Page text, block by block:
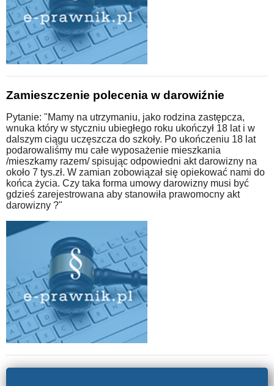
Zamieszczenie polecenia w darowiźnie
Pytanie: "Mamy na utrzymaniu, jako rodzina zastępcza,
wnuka który w styczniu ubiegłego roku ukończył 18 lat i w
dalszym ciągu uczęszcza do szkoły. Po ukończeniu 18 lat
podarowaliśmy mu całe wyposażenie mieszkania
/mieszkamy razem/ spisując odpowiedni akt darowizny na
około 7 tys.zł. W zamian zobowiązał się opiekować nami do
końca życia. Czy taka forma umowy darowizny musi być
gdzieś zarejestrowana aby stanowiła prawomocny akt
darowizny ?"